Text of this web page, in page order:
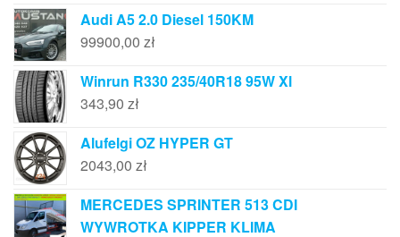
Audi A5 2.0 Diesel 150KM
99900,00 zł
Winrun R330 235/40R18 95W Xl
343,90 zł
Alufelgi OZ HYPER GT
2043,00 zł
MERCEDES SPRINTER 513 CDI
WYWROTKA KIPPER KLIMA